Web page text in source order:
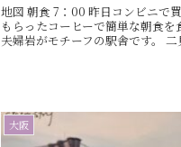
地図 朝食 7：00 昨日コンビニで
もらったコーヒーで簡単な朝食
夫婦岩がモチーフの駅舎です。
大阪